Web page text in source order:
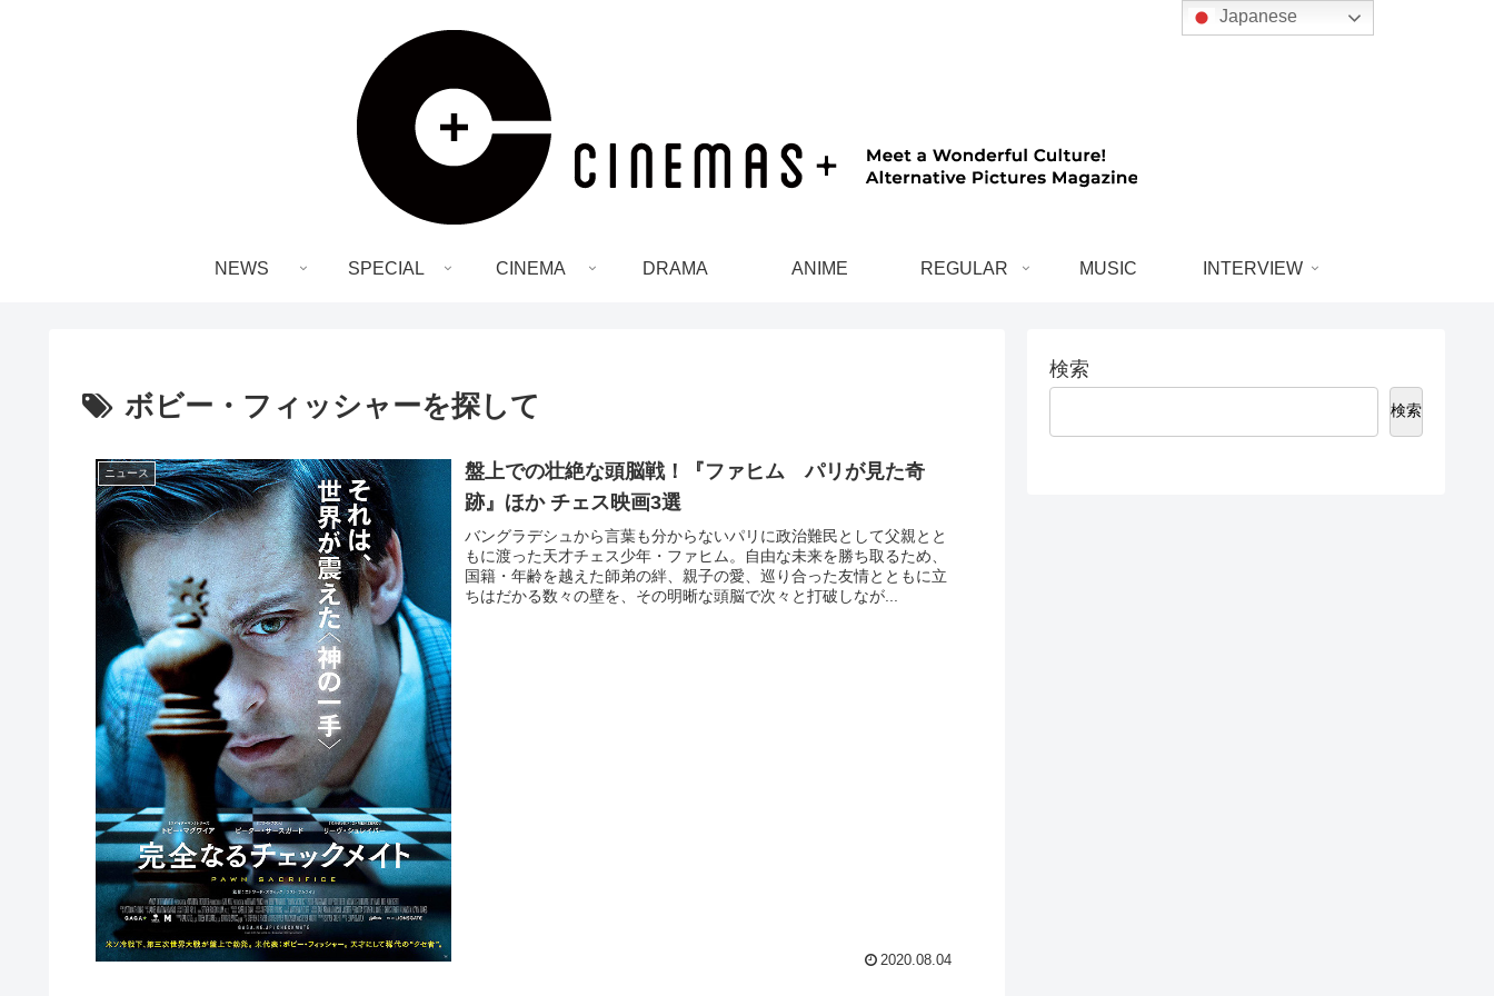
NEWS SPECIAL CINEMA DRAMA ANIME REGULAR MUSIC INTERVIEW
ボビー・フィッシャーを探して
ニュース
盤上での壮絶な頭脳戦！『ファヒム パリが見た奇
跡』ほか チェス映画3選
バングラデシュから言葉も分からないパリに政治難民として父親とと
もに渡った天才チェス少年・ファヒム。自由な未来を勝ち取るため、
国籍・年齢を越えた師弟の絆、親子の愛、巡り合った友情とともに立
ちはだかる数々の壁を、その明晰な頭脳で次々と打破しなが...
2020.08.04
検索
検索
Japanese